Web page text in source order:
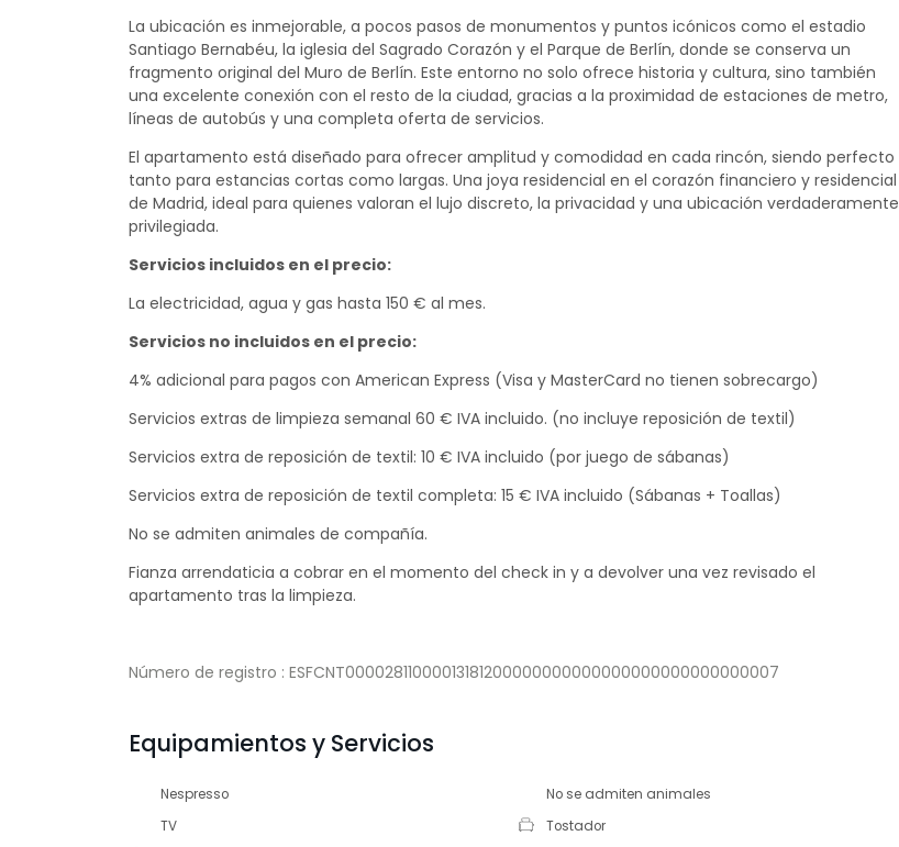
La ubicación es inmejorable, a pocos pasos de monumentos y puntos icónicos como el estadio
Santiago Bernabéu, la iglesia del Sagrado Corazón y el Parque de Berlín, donde se conserva un
fragmento original del Muro de Berlín. Este entorno no solo ofrece historia y cultura, sino también
una excelente conexión con el resto de la ciudad, gracias a la proximidad de estaciones de metro,
líneas de autobús y una completa oferta de servicios.
El apartamento está diseñado para ofrecer amplitud y comodidad en cada rincón, siendo perfecto
tanto para estancias cortas como largas. Una joya residencial en el corazón financiero y residencial
de Madrid, ideal para quienes valoran el lujo discreto, la privacidad y una ubicación verdaderamente
privilegiada.
Servicios incluidos en el precio:
La electricidad, agua y gas hasta 150 € al mes.
Servicios no incluidos en el precio:
4% adicional para pagos con American Express (Visa y MasterCard no tienen sobrecargo)
Servicios extras de limpieza semanal 60 € IVA incluido. (no incluye reposición de textil)
Servicios extra de reposición de textil: 10 € IVA incluido (por juego de sábanas)
Servicios extra de reposición de textil completa: 15 € IVA incluido (Sábanas + Toallas)
No se admiten animales de compañía.
Fianza arrendaticia a cobrar en el momento del check in y a devolver una vez revisado el
apartamento tras la limpieza.
Número de registro : ESFCNT00002811000013181200000000000000000000000000007
Equipamientos y Servicios
Nespresso
No se admiten animales
TV
Tostador